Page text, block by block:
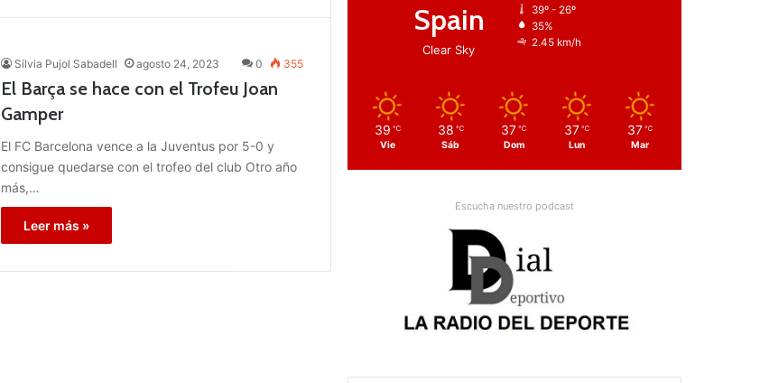
Sílvia Pujol Sabadell agosto 24, 2023 0 355
El Barça se hace con el Trofeu Joan
Gamper
El FC Barcelona vence a la Juventus por 5-0 y
consigue quedarse con el trofeo del club Otro año
más,…
Leer más »
Spain
Clear Sky
39º - 26º
35%
2.45 km/h
39 ℃
Vie
38 ℃
Sáb
37 ℃
Dom
37 ℃
Lun
37 ℃
Mar
Escucha nuestro podcast